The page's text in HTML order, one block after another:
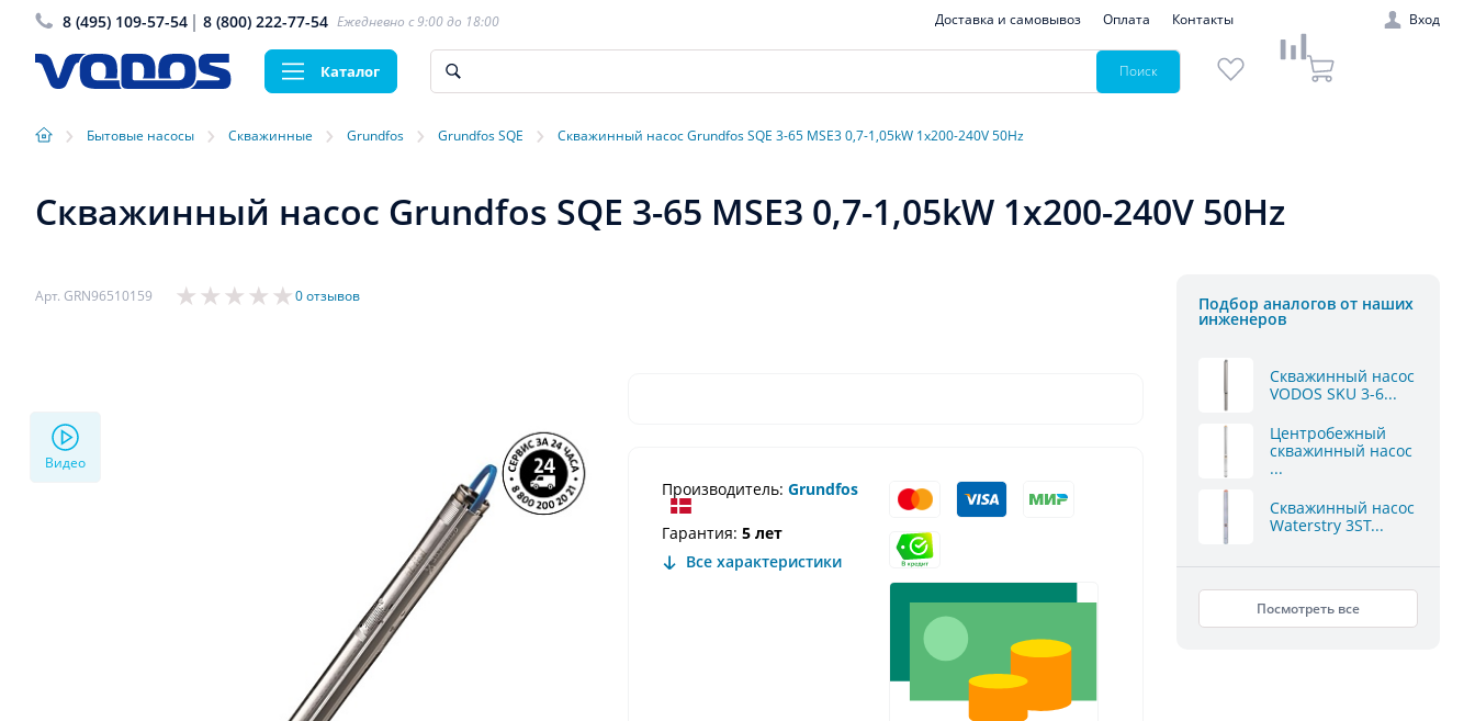
8 (495) 109-57-54 8 (800) 222-77-54 Ежедневно с 9:00 до 18:00 Доставка и самовывоз Оплата Контакты Вход
Каталог Поиск
› Бытовые насосы › Скважинные › Grundfos › Grundfos SQE › Скважинный насос Grundfos SQE 3-65 MSE3 0,7-1,05kW 1x200-240V 50Hz
Скважинный насос Grundfos SQE 3-65 MSE3 0,7-1,05kW 1x200-240V 50Hz
Арт. GRN96510159 0 отзывов
Видео
Производитель: Grundfos
Гарантия: 5 лет
Все характеристики
Подбор аналогов от наших
инженеров
Скважинный насос
VODOS SKU 3-6...
Центробежный
скважинный насос
...
Скважинный насос
Waterstry 3ST...
Посмотреть все